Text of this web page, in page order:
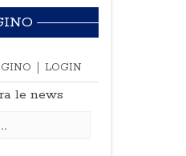
LOGIN
le news